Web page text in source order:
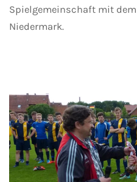
Spielgemeinschaft mit dem
Niedermark.